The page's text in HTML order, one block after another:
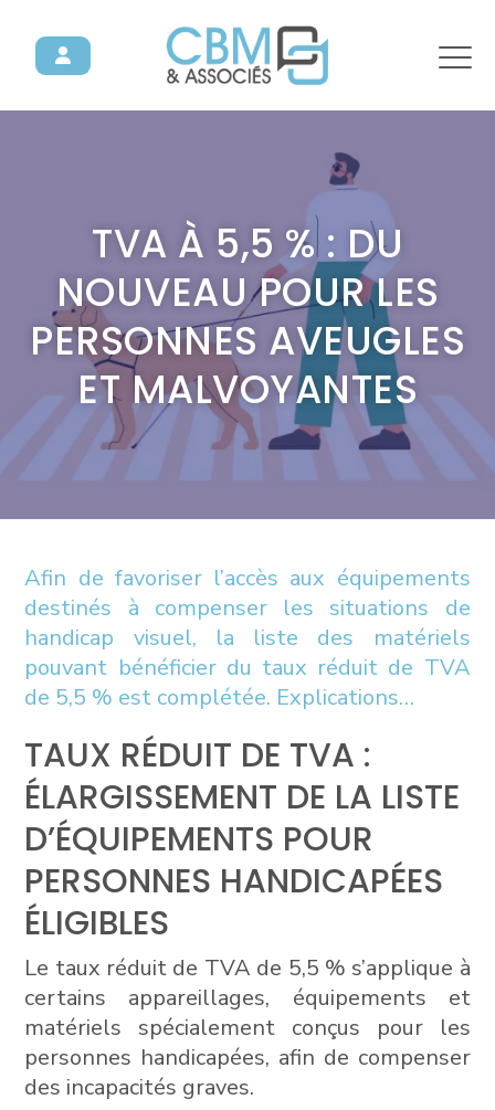
TVA À 5,5 % : DU
NOUVEAU POUR LES
PERSONNES AVEUGLES
ET MALVOYANTES
Afin de favoriser l’accès aux équipements
destinés à compenser les situations de
handicap visuel, la liste des matériels
pouvant bénéficier du taux réduit de TVA
de 5,5 % est complétée. Explications…
TAUX RÉDUIT DE TVA :
ÉLARGISSEMENT DE LA LISTE
D’ÉQUIPEMENTS POUR
PERSONNES HANDICAPÉES
ÉLIGIBLES
Le taux réduit de TVA de 5,5 % s’applique à
certains appareillages, équipements et
matériels spécialement conçus pour les
personnes handicapées, afin de compenser
des incapacités graves.